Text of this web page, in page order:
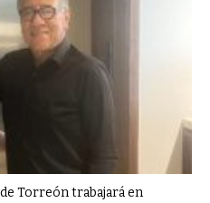
Torreón trabajará en